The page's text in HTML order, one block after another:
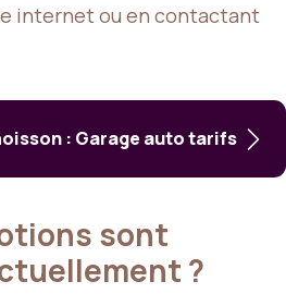
internet ou en contactant
: Garage auto tarifs
sont
?